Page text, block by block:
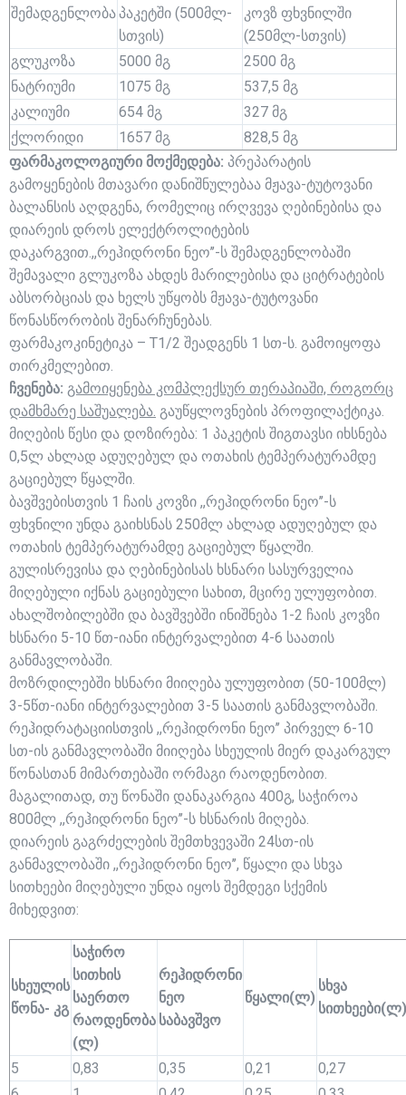
შემადგენლობაპაკეტში (500მლ-
სთვის)
კოვზ ფხვნილში
(250მლ-სთვის)
გლუკოზა
5000 მგ
2500 მგ
ნატრიუმი
1075 მგ
537,5 მგ
კალიუმი
654 მგ
327 მგ
ქლორიდი
1657 მგ
828,5 მგ
ფარმაკოლოგიური მოქმედება: პრეპარატის
გამოყენების მთავარი დანიშნულებაა მჟავა-ტუტოვანი
ბალანსის აღდგენა, რომელიც ირღვევა ღებინებისა და
დიარეის დროს ელექტროლიტების
დაკარგვით.,,რეჰიდრონი ნეო’’-ს შემადგენლობაში
შემავალი გლუკოზა ახდეს მარილებისა და ციტრატების
აბსორბციას და ხელს უწყობს მჟავა-ტუტოვანი
წონასწორობის შენარჩუნებას.
ფარმაკოკინეტიკა – T1/2 შეადგენს 1 სთ-ს. გამოიყოფა
თირკმელებით.
ჩვენება: გამოიყენება კომპლექსურ თერაპიაში, როგორც
დამხმარე საშუალება. გაუწყლოვნების პროფილაქტიკა.
მიღების წესი და დოზირება: 1 პაკეტის შიგთავსი იხსნება
0,5ლ ახლად ადუღებულ და ოთახის ტემპერატურამდე
გაციებულ წყალში.
ბავშვებისთვის 1 ჩაის კოვზი ,,რეჰიდრონი ნეო’’-ს
ფხვნილი უნდა გაიხსნას 250მლ ახლად ადუღებულ და
ოთახის ტემპერატურამდე გაციებულ წყალში.
გულისრევისა და ღებინებისას ხსნარი სასურველია
მიღებული იქნას გაციებული სახით, მცირე ულუფობით.
ახალშობილებში და ბავშვებში ინიშნება 1-2 ჩაის კოვზი
ხსნარი 5-10 წთ-იანი ინტერვალებით 4-6 საათის
განმავლობაში.
მოზრდილებში ხსნარი მიიღება ულუფობით (50-100მლ)
3-5წთ-იანი ინტერვალებით 3-5 საათის განმავლობაში.
რეჰიდრატაციისთვის ,,რეჰიდრონი ნეო’’ პირველ 6-10
სთ-ის განმავლობაში მიიღება სხეულის მიერ დაკარგულ
წონასთან მიმართებაში ორმაგი რაოდენობით.
მაგალითად, თუ წონაში დანაკარგია 400გ, საჭიროა
800მლ ,,რეჰიდრონი ნეო’’-ს ხსნარის მიღება.
დიარეის გაგრძელების შემთხვევაში 24სთ-ის
განმავლობაში ,,რეჰიდრონი ნეო’’, წყალი და სხვა
სითხეები მიღებული უნდა იყოს შემდეგი სქემის
მიხედვით:
სხეულის
წონა- კგ
საჭირო
სითხის
საერთო
რაოდენობა
(ლ)
რეჰიდრონი
ნეო
საბავშვო
წყალი(ლ)
სხვა
სითხეები(ლ)
5 0,83 0,35 0,21
0,27